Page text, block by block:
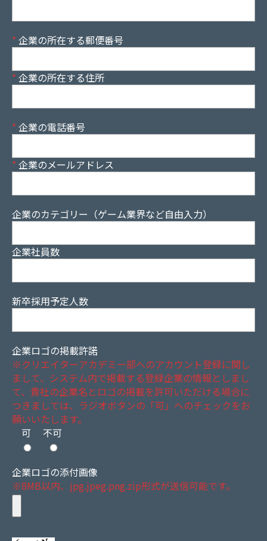
* 企業の所在する郵便番号
* 企業の所在する住所
* 企業の電話番号
* 企業のメールアドレス
企業のカテゴリー（ゲーム業界など自由入力）
企業社員数
新卒採用予定人数
企業ロゴの掲載許諾
※クリエイターアカデミー部へのアカウント登録に関し
まして、システム内で掲載する登録企業の情報としまし
て、貴社の企業名とロゴの掲載を許可いただける場合に
つきましては、ラジオボタンの「可」へのチェックをお
願いいたします。
可
不可
企業ロゴの添付画像
※8MB以内、jpg.jpeg.png.zip形式が送信可能です。